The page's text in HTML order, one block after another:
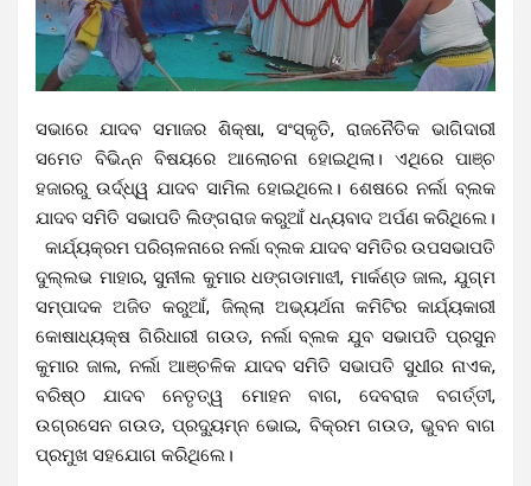
ସଭାରେ ଯାଦବ ସମାଜର ଶିକ୍ଷା, ସଂସ୍କୃତି, ରାଜନୈତିକ ଭାଗିଦାରୀ
ସମେତ ବିଭିନ୍ନ ବିଷୟରେ ଆଲୋଚନା ହୋଇଥିଲା। ଏଥିରେ ପାଞ୍ଚ
ହଜାରରୁ ଉର୍ଦ୍ଧ୍ୱ ଯାଦବ ସାମିଲ ହୋଇଥିଲେ। ଶେଷରେ ନର୍ଲା ବ୍ଲକ
ଯାଦବ ସମିତି ସଭାପତି ଲିଙ୍ଗରାଜ କରୁଆଁ ଧନ୍ୟବାଦ ଅର୍ପଣ କରିଥିଲେ।
କାର୍ଯ୍ୟକ୍ରମ ପରିଚାଳନାରେ ନର୍ଲା ବ୍ଲକ ଯାଦବ ସମିତିର ଉପସଭାପତି
ଦୁଲ୍ଲଭ ମାହାର, ସୁନୀଲ କୁମାର ଧଙ୍ଗଡାମାଝୀ, ମାର୍କଣ୍ଡ ଜାଲ, ଯୁଗ୍ମ
ସମ୍ପାଦକ ଅଜିତ କରୁଆଁ, ଜିଲ୍ଲା ଅଭ୍ୟର୍ଥନା କମିଟିର କାର୍ଯ୍ୟକାରୀ
କୋଷାଧ୍ୟକ୍ଷ ଗିରିଧାରୀ ଗଉଡ, ନର୍ଲା ବ୍ଲକ ଯୁବ ସଭାପତି ପ୍ରସୁନ
କୁମାର ଜାଲ, ନର୍ଲା ଆଞ୍ଚଳିକ ଯାଦବ ସମିତି ସଭାପତି ସୁଧୀର ନାଏକ,
ବରିଷ୍ଠ ଯାଦବ ନେତୃତ୍ୱ ମୋହନ ବାଗ, ଦେବରାଜ ବଗର୍ତ୍ତୀ,
ଉଗ୍ରସେନ ଗଉଡ, ପ୍ରଦ୍ୟୁମ୍ନ ଭୋଇ, ବିକ୍ରମ ଗଉଡ, ଭୁବନ ବାଗ
ପ୍ରମୁଖ ସହଯୋଗ କରିଥିଲେ।